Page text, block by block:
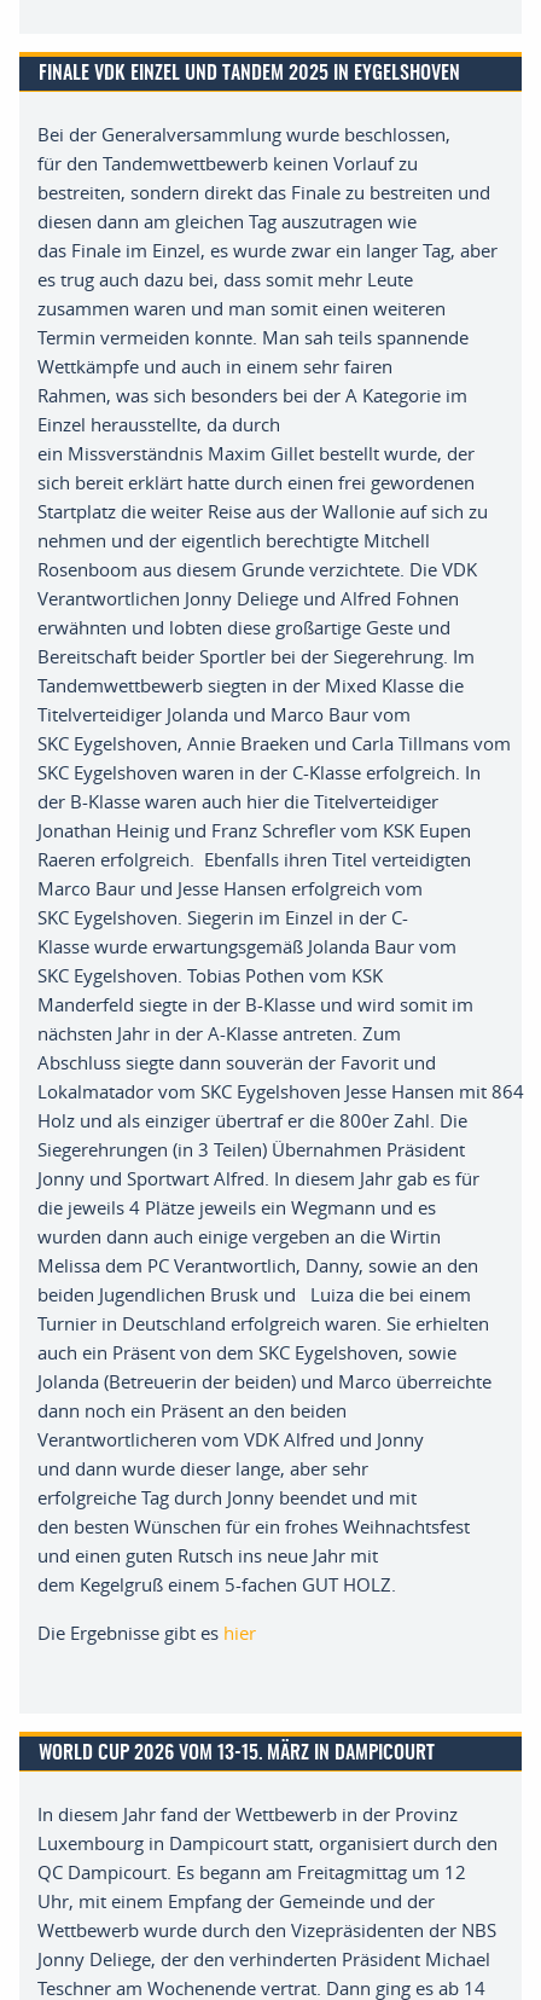
FINALE VDK EINZEL UND TANDEM 2025 IN EYGELSHOVEN
Bei der Generalversammlung wurde beschlossen,
für den Tandemwettbewerb keinen Vorlauf zu
bestreiten, sondern direkt das Finale zu bestreiten und
diesen dann am gleichen Tag auszutragen wie
das Finale im Einzel, es wurde zwar ein langer Tag, aber
es trug auch dazu bei, dass somit mehr Leute
zusammen waren und man somit einen weiteren
Termin vermeiden konnte. Man sah teils spannende
Wettkämpfe und auch in einem sehr fairen
Rahmen, was sich besonders bei der A Kategorie im
Einzel herausstellte, da durch
ein Missverständnis Maxim Gillet bestellt wurde, der
sich bereit erklärt hatte durch einen frei gewordenen
Startplatz die weiter Reise aus der Wallonie auf sich zu
nehmen und der eigentlich berechtigte Mitchell
Rosenboom aus diesem Grunde verzichtete. Die VDK
Verantwortlichen Jonny Deliege und Alfred Fohnen
erwähnten und lobten diese großartige Geste und
Bereitschaft beider Sportler bei der Siegerehrung. Im
Tandemwettbewerb siegten in der Mixed Klasse die
Titelverteidiger Jolanda und Marco Baur vom
SKC Eygelshoven, Annie Braeken und Carla Tillmans vom
SKC Eygelshoven waren in der C-Klasse erfolgreich. In
der B-Klasse waren auch hier die Titelverteidiger
Jonathan Heinig und Franz Schrefler vom KSK Eupen
Raeren erfolgreich. Ebenfalls ihren Titel verteidigten
Marco Baur und Jesse Hansen erfolgreich vom
SKC Eygelshoven. Siegerin im Einzel in der C-
Klasse wurde erwartungsgemäß Jolanda Baur vom
SKC Eygelshoven. Tobias Pothen vom KSK
Manderfeld siegte in der B-Klasse und wird somit im
nächsten Jahr in der A-Klasse antreten. Zum
Abschluss siegte dann souverän der Favorit und
Lokalmatador vom SKC Eygelshoven Jesse Hansen mit 864
Holz und als einziger übertraf er die 800er Zahl. Die
Siegerehrungen (in 3 Teilen) Übernahmen Präsident
Jonny und Sportwart Alfred. In diesem Jahr gab es für
die jeweils 4 Plätze jeweils ein Wegmann und es
wurden dann auch einige vergeben an die Wirtin
Melissa dem PC Verantwortlich, Danny, sowie an den
beiden Jugendlichen Brusk und Luiza die bei einem
Turnier in Deutschland erfolgreich waren. Sie erhielten
auch ein Präsent von dem SKC Eygelshoven, sowie
Jolanda (Betreuerin der beiden) und Marco überreichte
dann noch ein Präsent an den beiden
Verantwortlicheren vom VDK Alfred und Jonny
und dann wurde dieser lange, aber sehr
erfolgreiche Tag durch Jonny beendet und mit
den besten Wünschen für ein frohes Weihnachtsfest
und einen guten Rutsch ins neue Jahr mit
dem Kegelgruß einem 5-fachen GUT HOLZ.
Die Ergebnisse gibt es hier
WORLD CUP 2026 VOM 13-15. MÄRZ IN DAMPICOURT
In diesem Jahr fand der Wettbewerb in der Provinz
Luxembourg in Dampicourt statt, organisiert durch den
QC Dampicourt. Es begann am Freitagmittag um 12
Uhr, mit einem Empfang der Gemeinde und der
Wettbewerb wurde durch den Vizepräsidenten der NBS
Jonny Deliege, der den verhinderten Präsident Michael
Teschner am Wochenende vertrat. Dann ging es ab 14